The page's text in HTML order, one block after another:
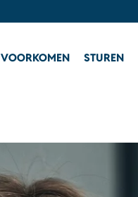
VOORKOMEN STUREN